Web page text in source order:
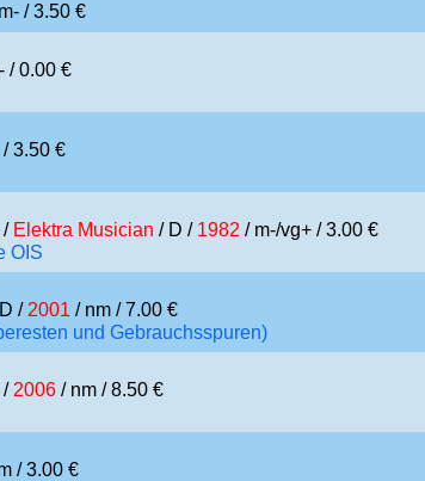
/ 3.50 €
/ 0.00 €
/ 3.50 €
/ Elektra Musician / D / 1982 / m-/vg+ / 3.00 €
OIS
/ 2001 / nm / 7.00 €
und Gebrauchsspuren)
/ 2006 / nm / 8.50 €
/ 3.00 €